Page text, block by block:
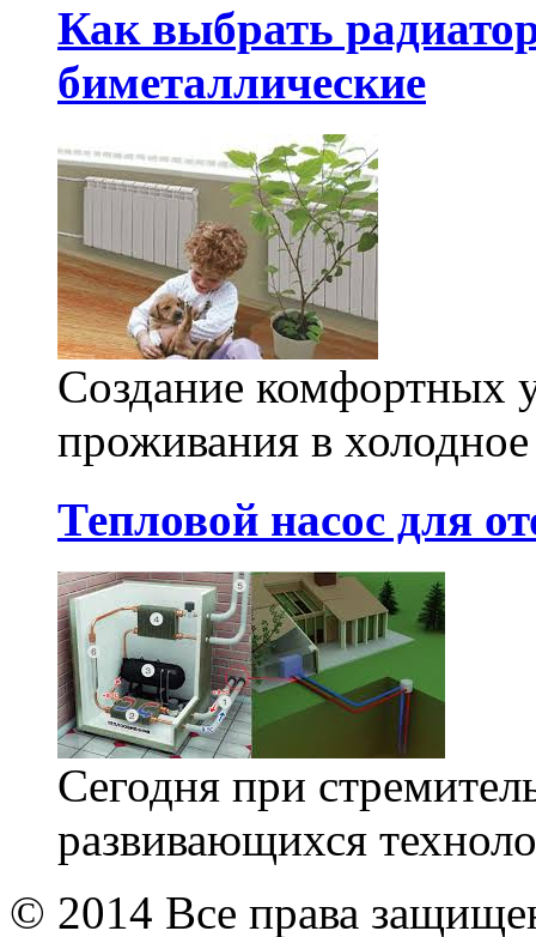
Как выбрать
биметаллические
Создание комфортных
проживания в холодное
Тепловой насос для
Сегодня при
развивающихся
© 2014 Все права